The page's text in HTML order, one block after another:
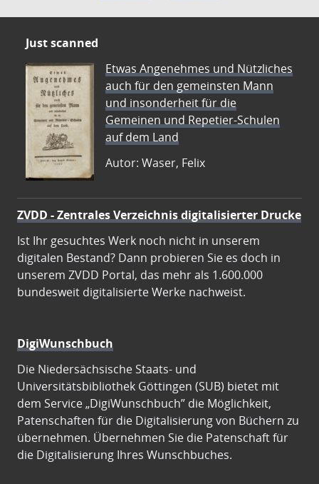
Just scanned
Etwas Angenehmes und Nützliches
auch für den gemeinsten Mann
und insonderheit für die
Gemeinen und Repetier-Schulen
auf dem Land
Autor: Waser, Felix
ZVDD - Zentrales Verzeichnis digitalisierter Drucke
Ist Ihr gesuchtes Werk noch nicht in unserem
digitalen Bestand? Dann probieren Sie es doch in
unserem ZVDD Portal, das mehr als 1.600.000
bundesweit digitalisierte Werke nachweist.
DigiWunschbuch
Die Niedersächsische Staats- und
Universitätsbibliothek Göttingen (SUB) bietet mit
dem Service „DigiWunschbuch” die Möglichkeit,
Patenschaften für die Digitalisierung von Büchern zu
übernehmen. Übernehmen Sie die Patenschaft für
die Digitalisierung Ihres Wunschbuches.